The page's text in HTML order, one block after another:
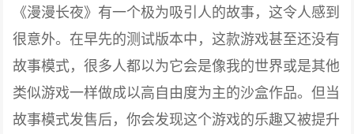
《漫漫长夜》有一个极为吸引人的故事，这令人感到
很意外。在早先的测试版本中，这款游戏甚至还没有
故事模式，很多人都以为它会是像我的世界或是其他
类似游戏一样做成以高自由度为主的沙盒作品。但当
故事模式发售后，你会发现这个游戏的乐趣又被提升